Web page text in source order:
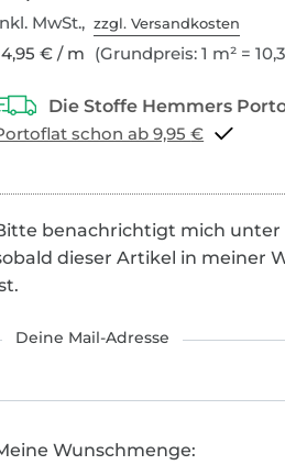
MwSt.,zzgl. Versandkosten
€ / m (Grundpreis: 1 m² =
Portoflat schon ab 9,95 €
benachrichtigt mich unter
dieser Artikel in meiner
Deine Mail-Adresse
Wunschmenge: